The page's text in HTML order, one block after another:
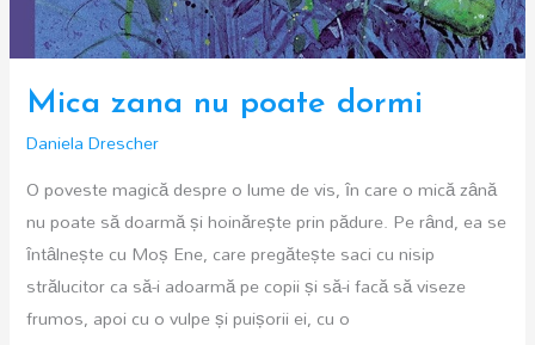
Mica zana nu poate dormi
Daniela Drescher
O poveste magică despre o lume de vis, în care o mică zână
nu poate să doarmă și hoinărește prin pădure. Pe rând, ea se
întâlnește cu Moș Ene, care pregătește saci cu nisip
strălucitor ca să-i adoarmă pe copii și să-i facă să viseze
frumos, apoi cu o vulpe și puișorii ei, cu o